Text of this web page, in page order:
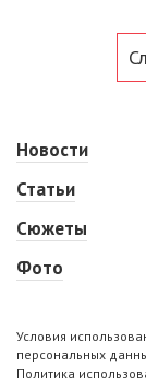
Новости
Статьи
Сюжеты
Фото
Условия
персональных
Политика